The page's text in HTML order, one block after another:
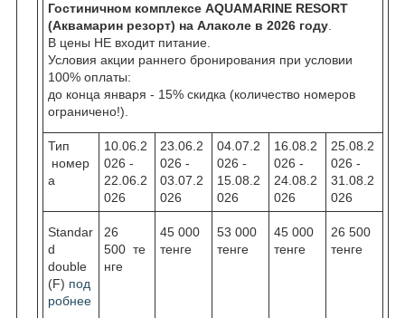
Гостиничном комплексе AQUAMARINE RESORT
(Аквамарин резорт) на Алаколе в 2026 году.
В цены НЕ входит питание.
Условия акции раннего бронирования при условии
100% оплаты:
до конца января - 15% скидка (количество номеров
ограничено!).
Тип
номер
а
10.06.2
026 -
22.06.2
026
23.06.2
026 -
03.07.2
026
04.07.2
026 -
15.08.2
026
16.08.2
026 -
24.08.2
026
25.08.2
026 -
31.08.2
026
Standar
d
double
(F) под
робнее
26
500 те
нге
45 000
тенге
53 000
тенге
45 000
тенге
26 500
тенге